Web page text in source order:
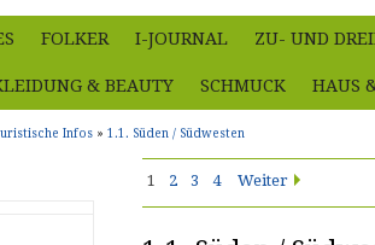
FOLKER I-JOURNAL ZU- UND
& BEAUTY SCHMUCK HAUS
Infos » 1.1. Süden / Südwesten
1 2 3 4 Weiter